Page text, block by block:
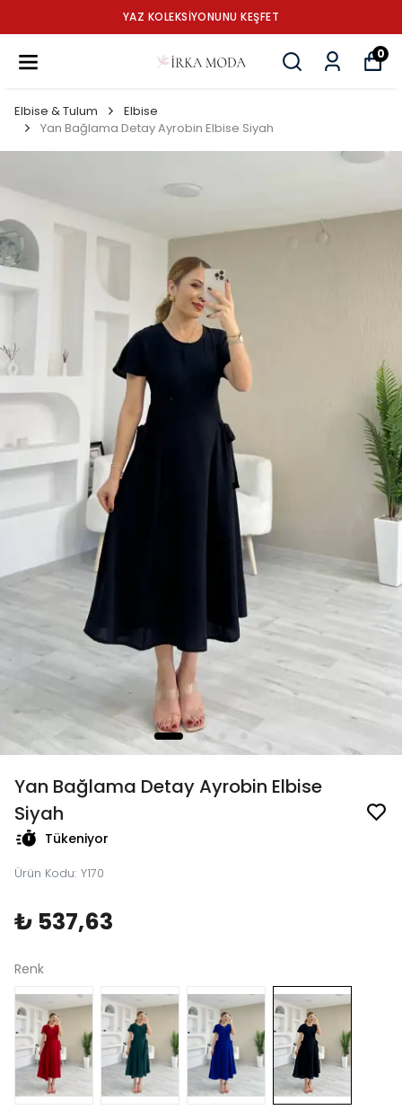
YAZ KOLEKSİYONUNU KEŞFET
0
Elbise & Tulum
Elbise
Yan Bağlama Detay Ayrobin Elbise Siyah
Yan Bağlama Detay Ayrobin Elbise
Siyah
Tükeniyor
Ürün Kodu: Y170
₺ 537,63
Renk